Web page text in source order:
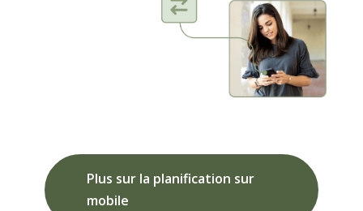
Plus sur la planification sur
mobile